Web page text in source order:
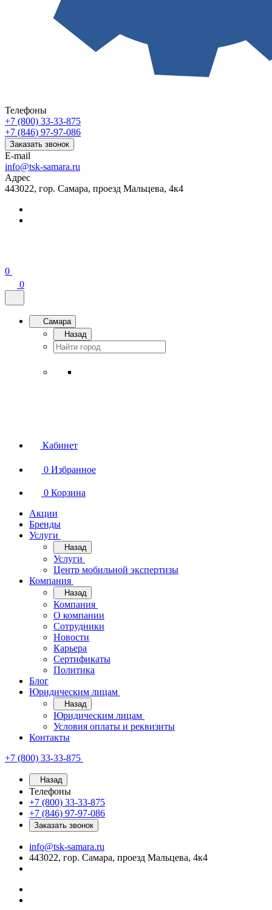
Телефоны
+7 (800) 33-33-875
+7 (846) 97-97-086
Заказать звонок
E-mail
info@tsk-samara.ru
Адрес
443022, гор. Самара, проезд Мальцева, 4к4
0
0
Самара
Назад
Кабинет
0 Избранное
0 Корзина
Акции
Бренды
Услуги
Назад
Услуги
Центр мобильной экспертизы
Компания
Назад
Компания
О компании
Сотрудники
Новости
Карьера
Сертификаты
Политика
Блог
Юридическим лицам
Назад
Юридическим лицам
Условия оплаты и реквизиты
Контакты
+7 (800) 33-33-875
Назад
Телефоны
+7 (800) 33-33-875
+7 (846) 97-97-086
Заказать звонок
info@tsk-samara.ru
443022, гор. Самара, проезд Мальцева, 4к4